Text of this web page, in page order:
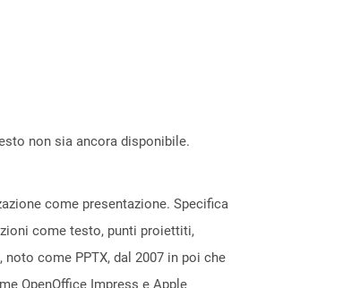
non sia ancora disponibile.
come presentazione. Specifica
come testo, punti proiettiti,
come PPTX, dal 2007 in poi che
OpenOffice Impress e Apple